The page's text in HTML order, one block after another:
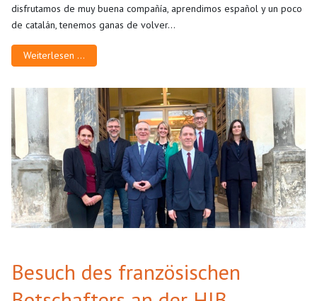
disfrutamos de muy buena compañía, aprendimos español y un poco
de catalán, tenemos ganas de volver...
Weiterlesen …
Besuch des französischen